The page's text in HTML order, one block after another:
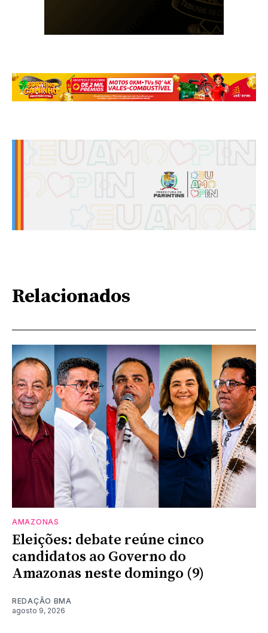
Relacionados
AMAZONAS
Eleições: debate reúne cinco
candidatos ao Governo do
Amazonas neste domingo (9)
REDAÇÃO BMA
agosto 9, 2026